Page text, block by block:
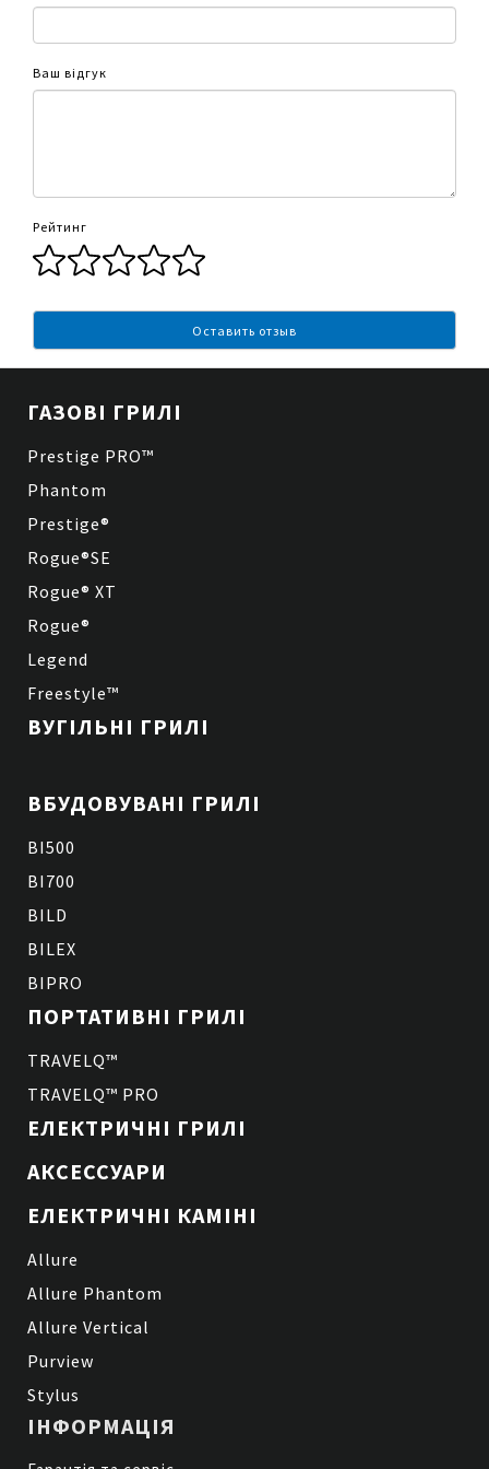
Ваш відгук
Рейтинг
Оставить отзыв
ГАЗОВІ ГРИЛІ
Prestige PRO™
Phantom
Prestige®
Rogue®SE
Rogue® XT
Rogue®
Legend
Freestyle™
ВУГІЛЬНІ ГРИЛІ
ВБУДОВУВАНІ ГРИЛІ
BI500
BI700
BILD
BILEX
BIPRO
ПОРТАТИВНІ ГРИЛІ
TRAVELQ™
TRAVELQ™ PRO
ЕЛЕКТРИЧНІ ГРИЛІ
АКСЕССУАРИ
ЕЛЕКТРИЧНІ КАМІНІ
Allure
Allure Phantom
Allure Vertical
Purview
Stylus
ІНФОРМАЦІЯ